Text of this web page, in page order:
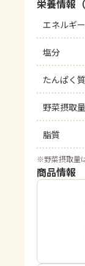
栄養情報（
エネルギー
塩分
たんぱく質
野菜摂取
脂質
※野菜摂取量
商品情報